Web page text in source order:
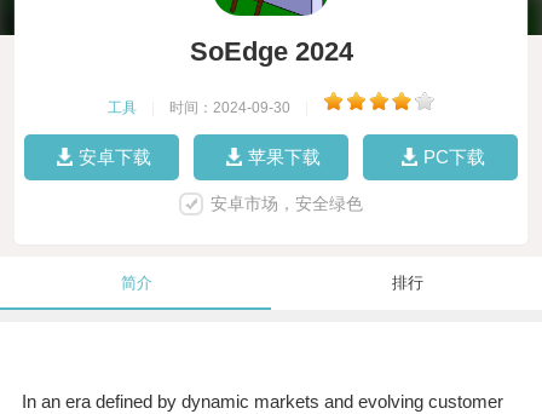
SoEdge 2024
工具 时间：2024-09-30
安卓下载 苹果下载 PC下载
安卓市场，安全绿色
简介 排行
In an era defined by dynamic markets and evolving customer